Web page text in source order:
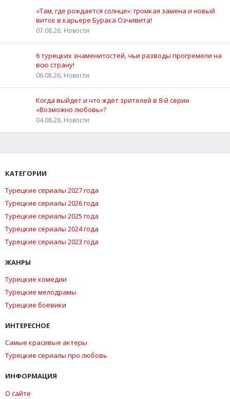
«Там, где рождается солнце»: громкая замена и новый
виток в карьере Бурака Озчивита!
07.08.26, Новости
6 турецких знаменитостей, чьи разводы прогремели на
всю страну!
06.08.26, Новости
Когда выйдет и что ждёт зрителей в 8-й серии
«Возможно любовь»?
04.08.26, Новости
КАТЕГОРИИ
Турецкие сериалы 2027 года
Турецкие сериалы 2026 года
Турецкие сериалы 2025 года
Турецкие сериалы 2024 года
Турецкие сериалы 2023 года
ЖАНРЫ
Турецкие комедии
Турецкие мелодрамы
Турецкие боевики
ИНТЕРЕСНОЕ
Самые красивые актеры
Турецкие сериалы про любовь
ИНФОРМАЦИЯ
О сайте